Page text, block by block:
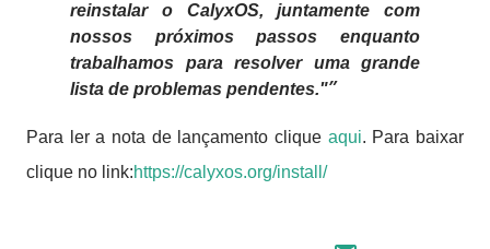
reinstalar o CalyxOS, juntamente com
nossos próximos passos enquanto
trabalhamos para resolver uma grande
lista de problemas pendentes."
Para ler a nota de lançamento clique aqui. Para baixar
clique no link:https://calyxos.org/install/